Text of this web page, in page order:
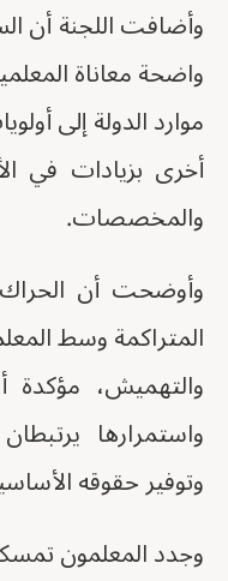
وأضافت اللجنة أن
واضحة معاناة
موارد الدولة إلى
أخرى بزيادات في
والمخصصات.
وأوضحت أن
المتراكمة وسط
والتهميش، مؤكدة
واستمرارها
وتوفير حقوقه
وجدد المعلمون